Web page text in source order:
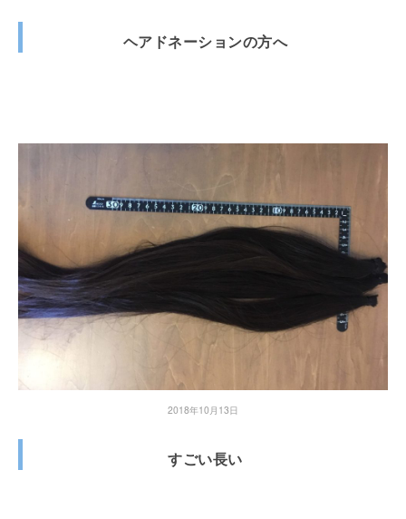
ヘアドネーションの方へ
2018年10月13日
すごい長い